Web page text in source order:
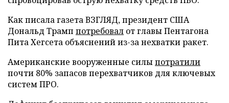
Как писала газета ВЗГЛЯД, президент США
Дональд Трамп потребовал от главы Пентагона
Пита Хегсета объяснений из-за нехватки ракет.
Американские вооруженные силыпотратили
почти 80% запасов перехватчиков для ключевых
систем ПРО.